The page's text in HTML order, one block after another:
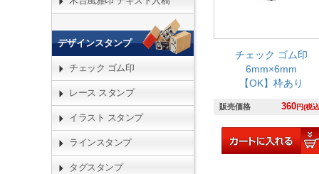
チェック ゴム印
6mm×6mm
【OK】枠あり
販売価格 360円(税
デザインスタンプ
チェック ゴム印
レース スタンプ
イラスト スタンプ
ラインスタンプ
タグスタンプ